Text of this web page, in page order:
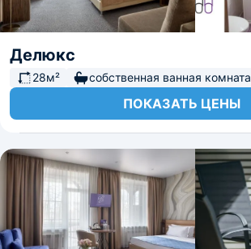
Делюкс
28м² собственная ванная комната
ПОКАЗАТЬ ЦЕНЫ